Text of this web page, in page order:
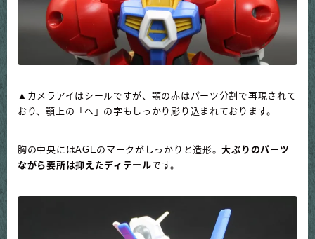
▲カメラアイはシールですが、顎の赤はパーツ分割で再現されて
おり、顎上の「へ」の字もしっかり彫り込まれております。
胸の中央にはAGEのマークがしっかりと造形。大ぶりのパーツ
ながら要所は抑えたディテールです。